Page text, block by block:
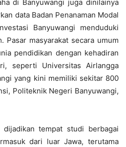
di Banyuwangi juga dinilainya
data Badan Penanaman Modal
Banyuwangi menduduki
Pasar masyarakat secara umum
pendidikan dengan kehadiran
seperti Universitas Airlangga
yang kini memiliki sekitar 800
Politeknik Negeri Banyuwangi,
tempat studi berbagai
dari luar Jawa, terutama